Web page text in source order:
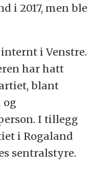
i 2017, men ble
i Venstre.
har hatt
blant
og
I tillegg
i Rogaland
sentralstyre.